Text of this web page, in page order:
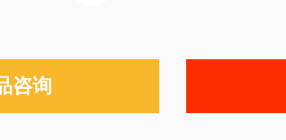
咨询